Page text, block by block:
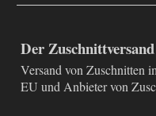
Der Zuschnittversand
Versand von Zuschnitten
EU und Anbieter von